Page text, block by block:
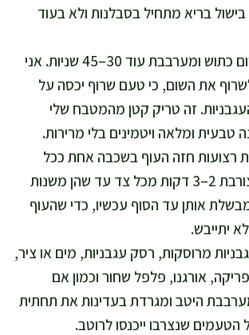
בריא מתחיל בסבלנות ולא בעוד
אני מוסיפה שום כתוש ומערבבת עוד 30–45 שניות. אני
את השום, כי טעם שרוף יכסה על
זה טריק קטן מהמטבח שלי
ומלאה ויטמינים בלי מרירות.
רצועות חזה העוף בשכבה אחת ככל
האפשר. אני צורבת 2–3 דקות מכל צד עד שהן משנות
אותן עד הסוף עכשיו, כדי שהעוף
יתייבש.
מרוסקות, רסק עגבניות, מים או ציר,
אורגנו, פלפל שחור וכמון אם
היטב ומגרדת בעדינות את תחתית
הטעמים שנצרבו ייכנסו לרוטב.